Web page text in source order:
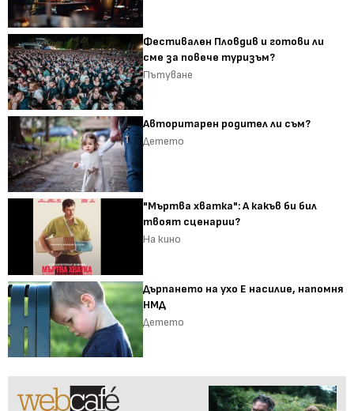
Фестивален Пловдив и готови ли
сме за повече туризъм?
Пътуване
Авторитарен родител ли съм?
Детето
"Мъртва хватка": А какъв би бил
твоят сценарии?
На кино
Дърпането на ухо Е насилие, напомня
НМД
Детето